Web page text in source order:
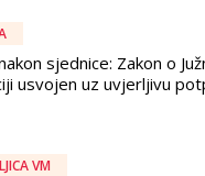
sjednice: Zakon o
usvojen uz uvjerljivu
VM